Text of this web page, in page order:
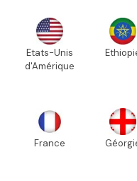
Etats-Unis
d'Amérique
France